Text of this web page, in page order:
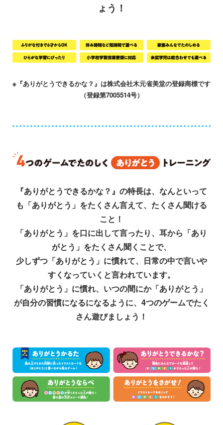
ょう！
※『ありがとうできるかな？』は株式会社木元省美堂の登録商標です
（登録第7005514号）
『ありがとうできるかな？』の特長は、なんといって
も「ありがとう」をたくさん言えて、たくさん聞ける
こと！
「ありがとう」を口に出して言ったり、耳から「あり
がとう」をたくさん聞くことで、
少しずつ「ありがとう」に慣れて、日常の中で言いや
すくなっていくと言われています。
「ありがとう」に慣れ、いつの間にか「ありがとう」
が自分の習慣になるになるように、4つのゲームでたく
さん遊びましょう！